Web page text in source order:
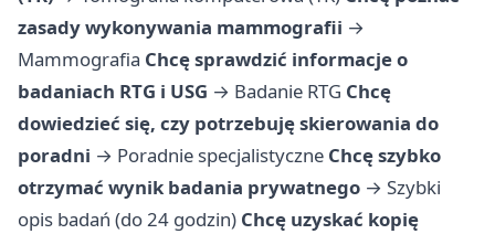
zasady wykonywania mammografii →
Mammografia Chcę sprawdzić informacje o
badaniach RTG i USG → Badanie RTG Chcę
dowiedzieć się, czy potrzebuję skierowania do
poradni → Poradnie specjalistyczne Chcę szybko
otrzymać wynik badania prywatnego → Szybki
opis badań (do 24 godzin) Chcę uzyskać kopię